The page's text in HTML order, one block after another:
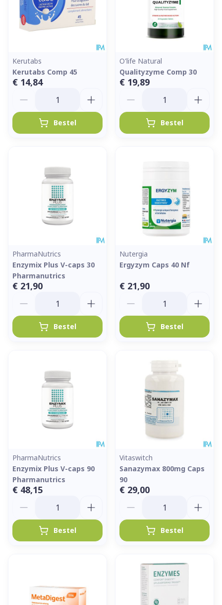
Kerutabs
Kerutabs Comp 45
€ 14,84
Bestel
O'life Natural
Qualityzyme Comp 30
€ 19,89
Bestel
PharmaNutrics
Enzymix Plus V-caps 30
Pharmanutrics
€ 21,90
Bestel
Nutergia
Ergyzym Caps 40 Nf
€ 21,90
Bestel
PharmaNutrics
Enzymix Plus V-caps 90
Pharmanutrics
€ 48,15
Bestel
Vitaswitch
Sanazymax 800mg Caps
90
€ 29,00
Bestel